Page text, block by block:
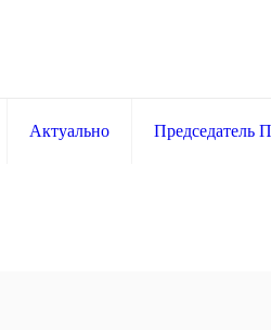
Актуально Председатель